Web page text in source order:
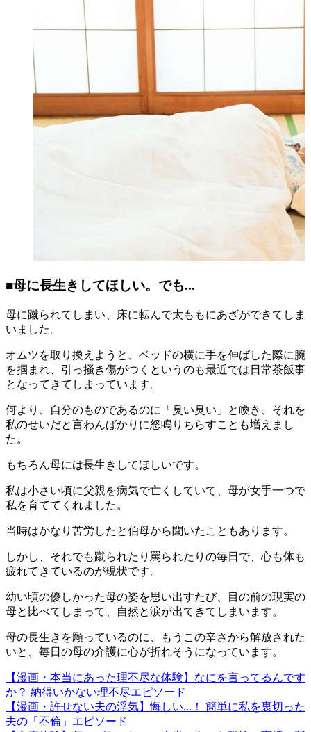
■母に長生きしてほしい。でも...
母に蹴られてしまい、床に転んで太ももにあざができてしま
いました。
オムツを取り換えようと、ベッドの横に手を伸ばした際に腕
を掴まれ、引っ掻き傷がつくというのも最近では日常茶飯事
となってきてしまっています。
何より、自分のものであるのに「臭い臭い」と喚き、それを
私のせいだと言わんばかりに怒鳴りちらすことも増えまし
た。
もちろん母には長生きしてほしいです。
私は小さい頃に父親を病気で亡くしていて、母が女手一つで
私を育ててくれました。
当時はかなり苦労したと伯母から聞いたこともあります。
しかし、それでも蹴られたり罵られたりの毎日で、心も体も
疲れてきているのが現状です。
幼い頃の優しかった母の姿を思い出すたび、目の前の現実の
母と比べてしまって、自然と涙が出てきてしまいます。
母の長生きを願っているのに、もうこの辛さから解放された
いと、毎日の母の介護に心が折れそうになっています。
【漫画・本当にあった理不尽な体験】なにを言ってるんです
か？ 納得いかない理不尽エピソード
【漫画・許せない夫の浮気】悔しい...！ 簡単に私を裏切った
夫の「不倫」エピソード